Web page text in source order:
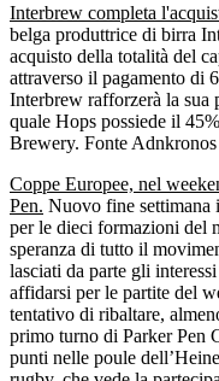
Interbrew completa
belga produttrice di birra
acquisto della totalità del
attraverso il pagamento di
Interbrew rafforzerà la sua
quale Hops possiede il
Brewery. Fonte Adnkronos
Coppe Europee, nel
Pen. Nuovo fine settimana
per le dieci formazioni del
speranza di tutto il
lasciati da parte gli
affidarsi per le partite del
tentativo di ribaltare,
primo turno di Parker Pen
punti nelle poule